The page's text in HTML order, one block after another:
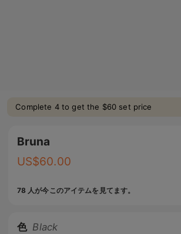
Complete 4 to get the $60 set price
Bruna
US$60.00
78 人が今このアイテムを見てます。
色 Black